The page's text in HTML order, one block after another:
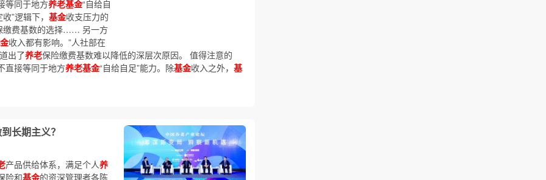
等同于地方养老基金“自给自
”逻辑下， 基金收支压力的
缴费基数的选择…… 另一方
收入都有影响。”人社部在
出了养老保险缴费基数难以降低的深层次原因。 值得注意的
直接等同于地方养老基金“自给自足”能力。除基金收入之外， 基
长期主义？
产品供给体系，满足个人养
险和基金的资深管理者各陈